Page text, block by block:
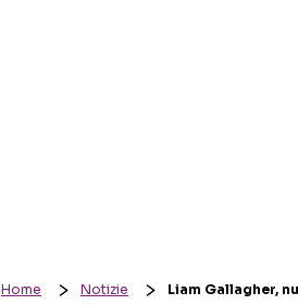
Home Notizie
Liam Gallagher,